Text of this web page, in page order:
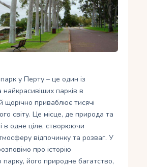
у Перту – це один із
парків в
щорічно приваблює тисячі
світу. Це місце, де природа та
в одне ціле, створюючи
відпочинку та розваг. У
про історію
парку, його природне багатство,